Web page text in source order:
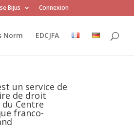
Bijus Connexion
Norm EDCJFA
un service de
de droit
Centre
franco-